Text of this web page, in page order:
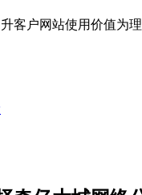
客户网站使用价值为